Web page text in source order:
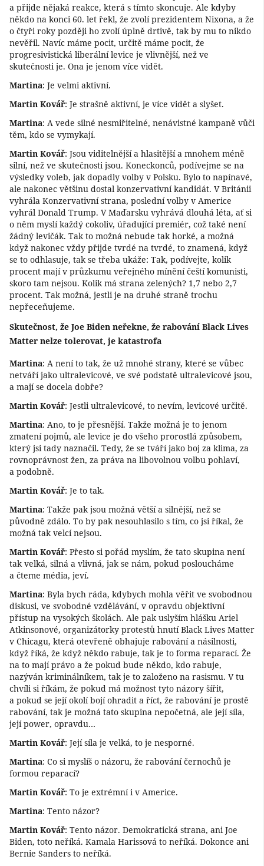
a přijde nějaká reakce, která s tímto skoncuje. Ale kdyby
někdo na konci 60. let řekl, že zvolí prezidentem Nixona, a že
o čtyři roky později ho zvolí úplně drtivě, tak by mu to nikdo
nevěřil. Navíc máme pocit, určitě máme pocit, že
progresivistická liberální levice je vlivnější, než ve
skutečnosti je. Ona je jenom více vidět.
Martina: Je velmi aktivní.
Martin Kovář: Je strašně aktivní, je více vidět a slyšet.
Martina: A vede silné nesmiřitelné, nenávistné kampaně vůči
těm, kdo se vymykají.
Martin Kovář: Jsou viditelnější a hlasitější a mnohem méně
silní, než ve skutečnosti jsou. Koneckonců, podívejme se na
výsledky voleb, jak dopadly volby v Polsku. Bylo to napínavé,
ale nakonec většinu dostal konzervativní kandidát. V Británii
vyhrála Konzervativní strana, poslední volby v Americe
vyhrál Donald Trump. V Maďarsku vyhrává dlouhá léta, ať si
o něm myslí každý cokoliv, úřadující premiér, což také není
žádný levičák. Tak to možná nebude tak horké, a možná
když nakonec vždy přijde tvrdé na tvrdé, to znamená, když
se to odhlasuje, tak se třeba ukáže: Tak, podívejte, kolik
procent mají v průzkumu veřejného mínění čeští komunisti,
skoro tam nejsou. Kolik má strana zelených? 1,7 nebo 2,7
procent. Tak možná, jestli je na druhé straně trochu
nepřeceňujeme.
Skutečnost, že Joe Biden neřekne, že rabování Black Lives
Matter nelze tolerovat, je katastrofa
Martina: A není to tak, že už mnohé strany, které se vůbec
netváří jako ultralevicové, ve své podstatě ultralevicové jsou,
a mají se docela dobře?
Martin Kovář: Jestli ultralevicové, to nevím, levicové určitě.
Martina: Ano, to je přesnější. Takže možná je to jenom
zmatení pojmů, ale levice je do všeho prorostlá způsobem,
který jsi tady naznačil. Tedy, že se tváří jako boj za klima, za
rovnoprávnost žen, za práva na libovolnou volbu pohlaví,
a podobně.
Martin Kovář: Je to tak.
Martina: Takže pak jsou možná větší a silnější, než se
původně zdálo. To by pak nesouhlasilo s tím, co jsi říkal, že
možná tak velcí nejsou.
Martin Kovář: Přesto si pořád myslím, že tato skupina není
tak velká, silná a vlivná, jak se nám, pokud posloucháme
a čteme média, jeví.
Martina: Byla bych ráda, kdybych mohla věřit ve svobodnou
diskusi, ve svobodné vzdělávání, v opravdu objektivní
přístup na vysokých školách. Ale pak uslyším hlášku Ariel
Atkinsonové, organizátorky protestů hnutí Black Lives Matter
v Chicagu, která otevřeně obhajuje rabování a násilnosti,
když říká, že když někdo rabuje, tak je to forma reparací. Že
na to mají právo a že pokud bude někdo, kdo rabuje,
nazýván kriminálníkem, tak je to založeno na rasismu. V tu
chvíli si říkám, že pokud má možnost tyto názory šířit,
a pokud se její okolí bojí ohradit a říct, že rabování je prostě
rabování, tak je možná tato skupina nepočetná, ale její síla,
její power, opravdu…
Martin Kovář: Její síla je velká, to je nesporné.
Martina: Co si myslíš o názoru, že rabování černochů je
formou reparací?
Martin Kovář: To je extrémní i v Americe.
Martina: Tento názor?
Martin Kovář: Tento názor. Demokratická strana, ani Joe
Biden, toto neříká. Kamala Harissová to neříká. Dokonce ani
Bernie Sanders to neříká.